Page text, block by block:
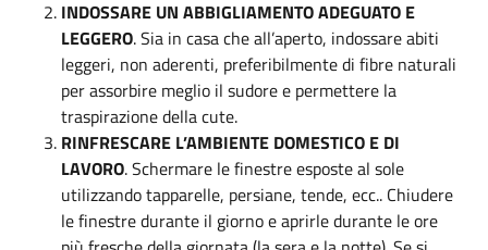
INDOSSARE UN ABBIGLIAMENTO ADEGUATO E
LEGGERO. Sia in casa che all’aperto, indossare abiti
leggeri, non aderenti, preferibilmente di fibre naturali
per assorbire meglio il sudore e permettere la
traspirazione della cute.
RINFRESCARE L’AMBIENTE DOMESTICO E DI
LAVORO. Schermare le finestre esposte al sole
utilizzando tapparelle, persiane, tende, ecc.. Chiudere
le finestre durante il giorno e aprirle durante le ore